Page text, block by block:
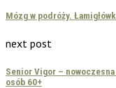
Mózg w podróży.
next post
Senior Vigor –
osób 60+